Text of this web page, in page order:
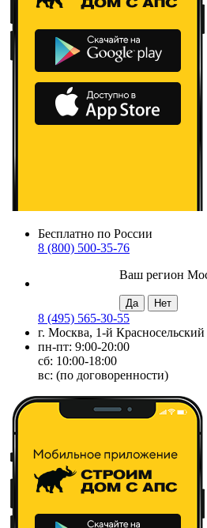
Бесплатно по России
8 (800) 500-35-76
Ваш регион
8 (495) 565-30-55
г. Москва, 1-й Красносельский
пн-пт: 9:00-20:00
сб: 10:00-18:00
вс: (по договоренности)